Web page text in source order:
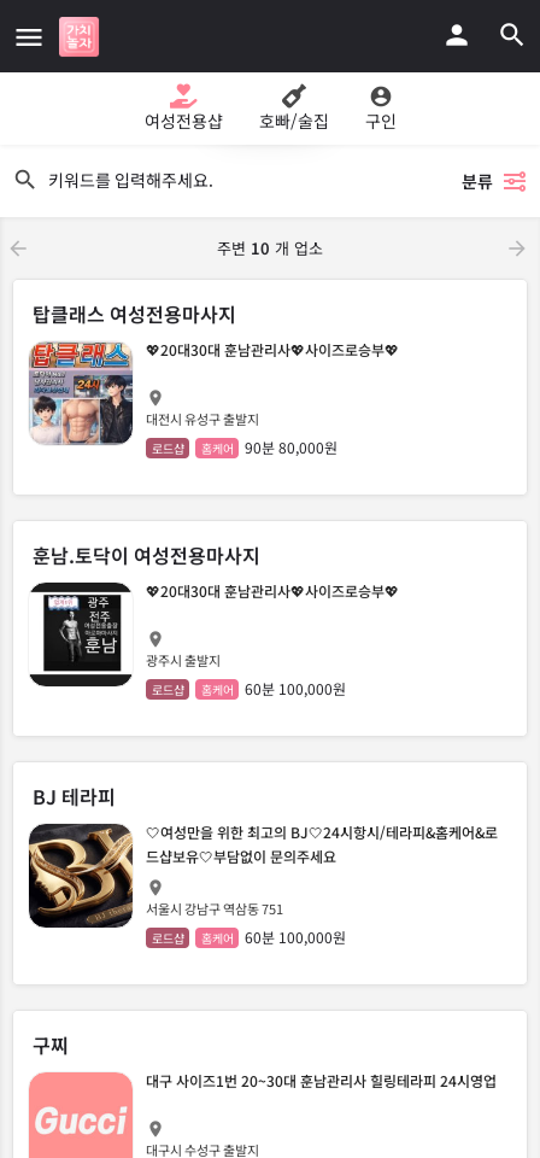
여성전용샵 호빠/술집 구인
분류
주변 10 개 업소
탑클래스 여성전용마사지
💖20대30대 훈남관리사💖사이즈로승부💖
대전시 유성구 출발지
로드샵 홈케어 90분 80,000원
훈남.토닥이 여성전용마사지
💖20대30대 훈남관리사💖사이즈로승부💖
광주시 출발지
로드샵 홈케어 60분 100,000원
BJ 테라피
🤍여성만을 위한 최고의 BJ🤍24시항시/테라피&홈케어&로
드샵보유🤍부담없이 문의주세요
서울시 강남구 역삼동 751
로드샵 홈케어 60분 100,000원
구찌
대구 사이즈1번 20~30대 훈남관리사 힐링테라피 24시영업
대구시 수성구 출발지
지도보기